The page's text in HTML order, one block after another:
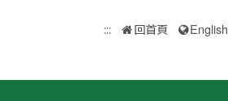
::: 回首頁 English